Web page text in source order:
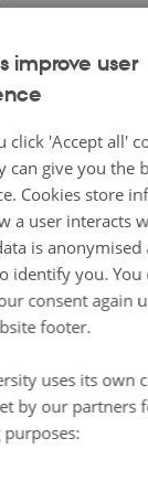
for Forskning
i samarbejde
Udviklings- og
varetager
bestyrelse
hvilke
svar sidst på
SØG
improve user
click 'Accept all'
can give you the
Cookies store
a user interacts
is anonymised
identify you. You
consent again
footer.
uses its own
by our partners